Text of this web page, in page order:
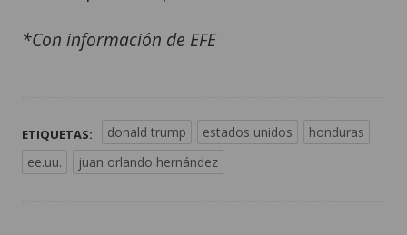
*Con información de EFE
ETIQUETAS: donald trump estados unidos
honduras
ee.uu.
juan orlando hernández